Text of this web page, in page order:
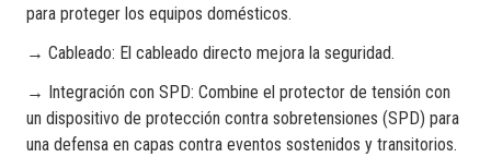
para proteger los equipos domésticos.
→ Cableado: El cableado directo mejora la seguridad.
→ Integración con SPD: Combine el protector de tensión con
un dispositivo de protección contra sobretensiones (SPD) para
una defensa en capas contra eventos sostenidos y transitorios.